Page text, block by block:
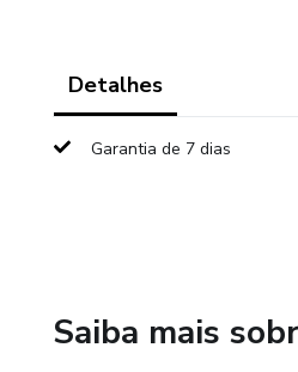
Detalhes
Garantia de 7 dias
Saiba mais